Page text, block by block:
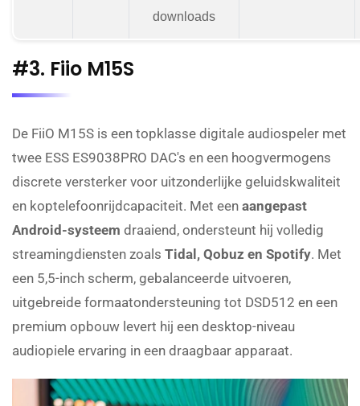
downloads
#3. Fiio M15S
De FiiO M15S is een topklasse digitale audiospeler met
twee ESS ES9038PRO DAC's en een hoogvermogens
discrete versterker voor uitzonderlijke geluidskwaliteit
en koptelefoonrijdcapaciteit. Met een aangepast
Android-systeem draaiend, ondersteunt hij volledig
streamingdiensten zoals Tidal, Qobuz en Spotify. Met
een 5,5-inch scherm, gebalanceerde uitvoeren,
uitgebreide formaatondersteuning tot DSD512 en een
premium opbouw levert hij een desktop-niveau
audiopiele ervaring in een draagbaar apparaat.